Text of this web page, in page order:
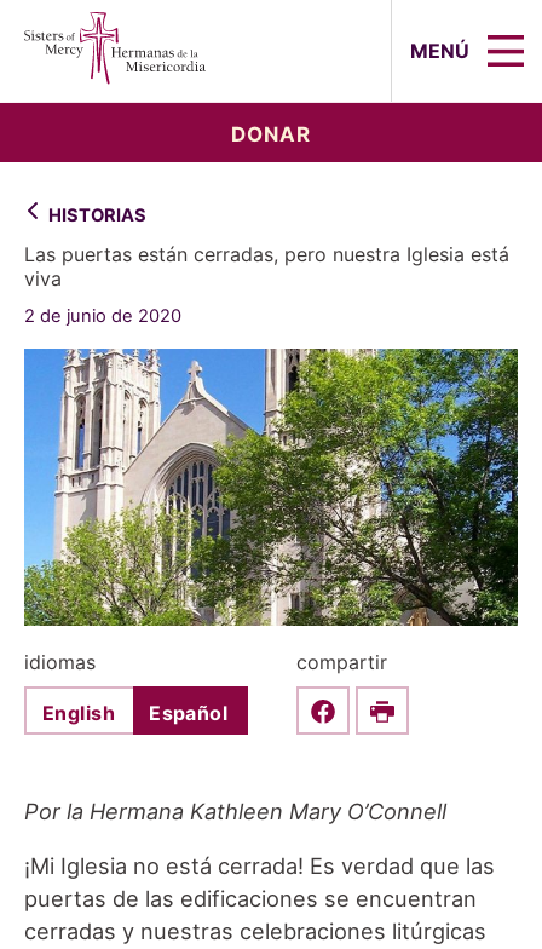
MENÚ
DONAR
HISTORIAS
Las puertas están cerradas, pero nuestra Iglesia está
viva
2 de junio de 2020
idiomas
English Español
compartir
Share this on Facebook
Print
Por la Hermana Kathleen Mary O’Connell
¡Mi Iglesia no está cerrada! Es verdad que las
puertas de las edificaciones se encuentran
cerradas y nuestras celebraciones litúrgicas